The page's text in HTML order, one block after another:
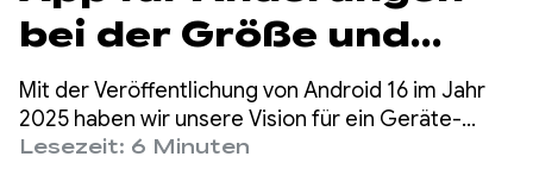
bei der Größe und
Ausrichtung in
Android 17
Mit der Veröffentlichung von Android 16 im Jahr
2025 haben wir unsere Vision für ein Geräte-
Ökosystem vorgestellt, in dem sich Apps nahtlos
Lesezeit: 6 Minuten